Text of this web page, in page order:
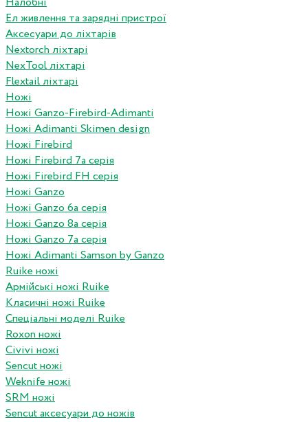
Ел живлення та зарядні пристрої
Аксесуари до ліхтарів
Nextorch ліхтарі
NexTool ліхтарі
Flextail ліхтарі
Ножі
Ножі Ganzo-Firebird-Adimanti
Ножі Adimanti Skimen design
Ножі Firebird
Ножі Firebird 7а серія
Ножі Firebird FH серія
Ножі Ganzo
Ножі Ganzo 6а серія
Ножі Ganzo 8а серія
Ножі Ganzo 7а серія
Ножі Adimanti Samson by Ganzo
Ruike ножі
Армійські ножі Ruike
Класичні ножі Ruike
Спеціальні моделі Ruike
Roxon ножi
Civivi ножі
Sencut ножі
Weknife ножі
SRM ножі
Sencut аксесуари до ножів